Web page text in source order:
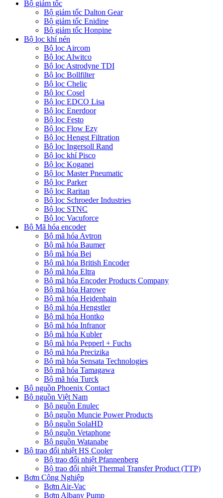
Bộ giảm tốc
Bộ giảm tốc Dalton Gear
Bộ giảm tốc Enidine
Bộ giảm tốc Honpine
Bộ lọc khí nén
Bộ lọc Aircom
Bộ lọc Alwitco
Bộ lọc Astrodyne TDI
Bộ lọc Bollfilter
Bộ lọc Chelic
Bộ lọc Cosel
Bộ lọc EDCO Lisa
Bộ lọc Enerdoor
Bộ lọc Festo
Bộ lọc Flow Ezy
Bộ lọc Hengst Filtration
Bộ lọc Ingersoll Rand
Bộ lọc khí Pisco
Bộ lọc Koganei
Bộ lọc Master Pneumatic
Bộ lọc Parker
Bộ lọc Raritan
Bộ lọc Schroeder Industries
Bộ lọc STNC
Bộ lọc Vacuforce
Bộ Mã hóa encoder
Bộ mã hóa Avtron
Bộ mã hóa Baumer
Bộ mã hóa Bei
Bộ mã hóa British Encoder
Bộ mã hóa Eltra
Bộ mã hóa Encoder Products Company
Bộ mã hóa Harowe
Bộ mã hóa Heidenhain
Bộ mã hóa Hengstler
Bộ mã hóa Hontko
Bộ mã hóa Infranor
Bộ mã hóa Kubler
Bộ mã hóa Pepperl + Fuchs
Bộ mã hóa Precizika
Bộ mã hóa Sensata Technologies
Bộ mã hóa Tamagawa
Bộ mã hóa Turck
Bộ nguồn Phoenix Contact
Bộ nguồn Việt Nam
Bộ nguồn Enulec
Bộ nguồn Muncie Power Products
Bộ nguồn SolaHD
Bộ nguồn Vetaphone
Bộ nguồn Watanabe
Bộ trao đổi nhiệt HS Cooler
Bộ trao đổi nhiệt Pfannenberg
Bộ trao đổi nhiệt Thermal Transfer Product (TTP)
Bơm Công Nghiệp
Bơm Air-Vac
Bơm Albany Pump